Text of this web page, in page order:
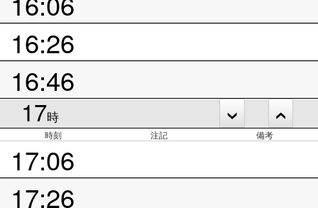
16:26
16:46
17時
時刻 注記 備考
17:06
17:26